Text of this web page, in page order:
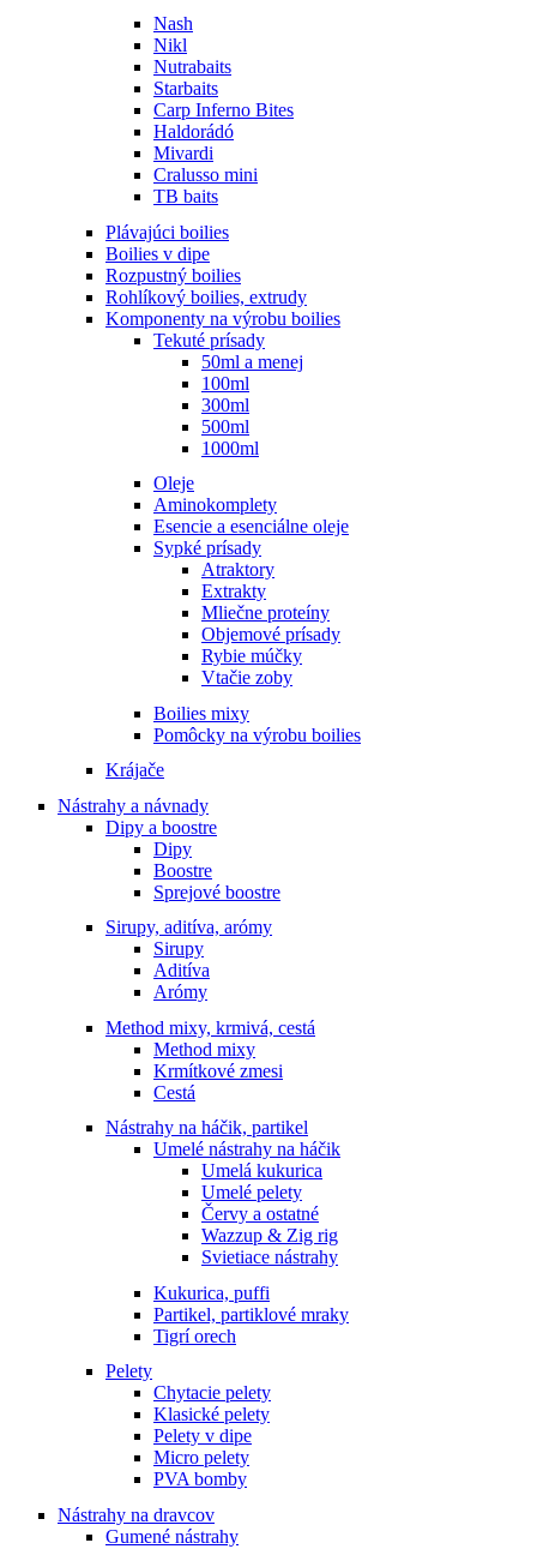
Nash
Nikl
Nutrabaits
Starbaits
Carp Inferno Bites
Haldorádó
Mivardi
Cralusso mini
TB baits
Plávajúci boilies
Boilies v dipe
Rozpustný boilies
Rohlíkový boilies, extrudy
Komponenty na výrobu boilies
Tekuté prísady
50ml a menej
100ml
300ml
500ml
1000ml
Oleje
Aminokomplety
Esencie a esenciálne oleje
Sypké prísady
Atraktory
Extrakty
Mliečne proteíny
Objemové prísady
Rybie múčky
Vtačie zoby
Boilies mixy
Pomôcky na výrobu boilies
Krájače
Nástrahy a návnady
Dipy a boostre
Dipy
Boostre
Sprejové boostre
Sirupy, aditíva, arómy
Sirupy
Aditíva
Arómy
Method mixy, krmivá, cestá
Method mixy
Krmítkové zmesi
Cestá
Nástrahy na háčik, partikel
Umelé nástrahy na háčik
Umelá kukurica
Umelé pelety
Červy a ostatné
Wazzup & Zig rig
Svietiace nástrahy
Kukurica, puffi
Partikel, partiklové mraky
Tigrí orech
Pelety
Chytacie pelety
Klasické pelety
Pelety v dipe
Micro pelety
PVA bomby
Nástrahy na dravcov
Gumené nástrahy